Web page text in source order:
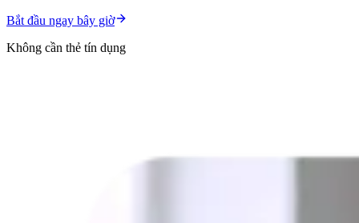
Bắt đầu ngay bây giờ
Không cần thẻ tín dụng